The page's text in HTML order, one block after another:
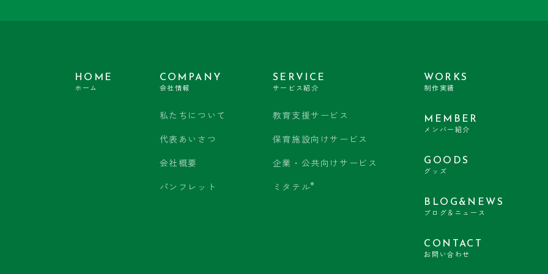
HOME
ホーム
COMPANY
会社情報
私たちについて
代表あいさつ
会社概要
パンフレット
SERVICE
サービス紹介
教育支援サービス
保育施設向けサービス
企業・公共向けサービス
ミタテル®
WORKS
制作実績
MEMBER
メンバー紹介
GOODS
グッズ
BLOG&NEWS
ブログ＆ニュース
CONTACT
お問い合わせ